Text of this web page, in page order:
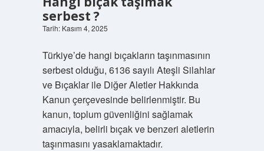
serbest ?
Tarih: Kasım 4, 2025
Türkiye’de hangi bıçakların taşınmasının
serbest olduğu, 6136 sayılı Ateşli Silahlar
ve Bıçaklar ile Diğer Aletler Hakkında
Kanun çerçevesinde belirlenmiştir. Bu
kanun, toplum güvenliğini sağlamak
amacıyla, belirli bıçak ve benzeri aletlerin
taşınmasını yasaklamaktadır.